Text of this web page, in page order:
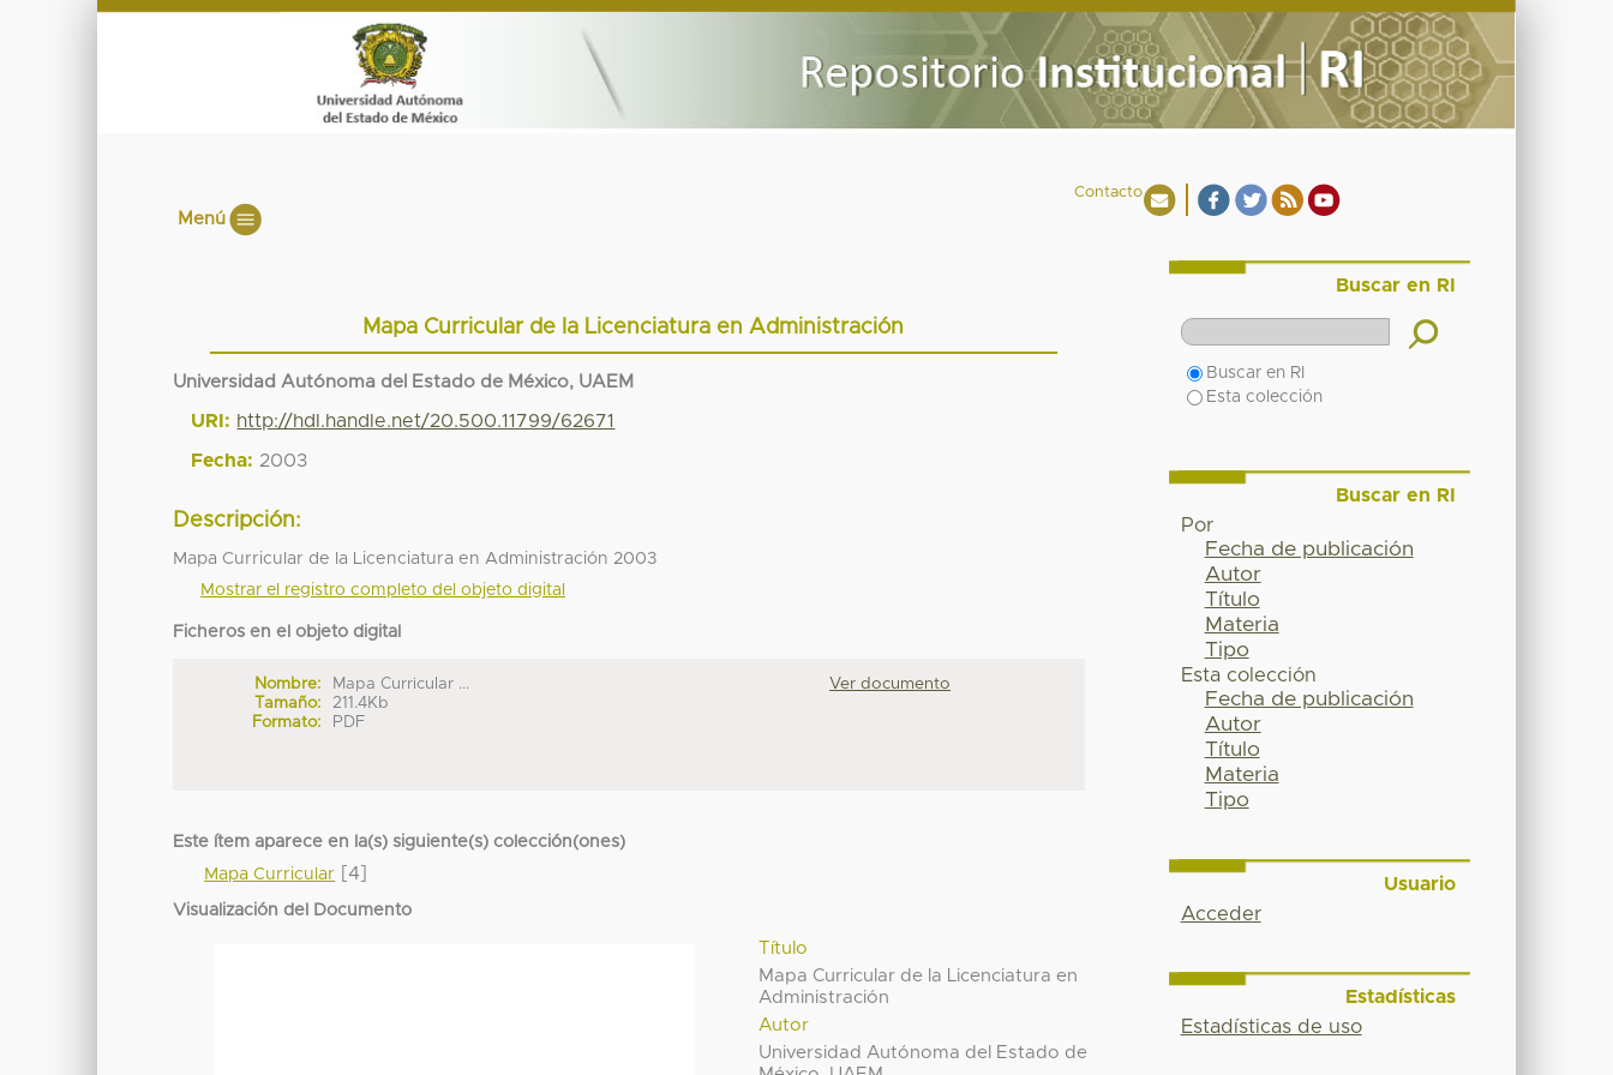
Contacto
Menú
Mapa Curricular de la Licenciatura en Administración
Universidad Autónoma del Estado de México, UAEM
URI: http://hdl.handle.net/20.500.11799/62671
Fecha: 2003
Descripción:
Mapa Curricular de la Licenciatura en Administración 2003
Mostrar el registro completo del objeto digital
Ficheros en el objeto digital
Nombre:
Mapa Curricular ...
Tamaño:
211.4Kb
Formato:
PDF
Ver documento
Este ítem aparece en la(s) siguiente(s) colección(ones)
Mapa Curricular [4]
Visualización del Documento
Título
Mapa Curricular de la Licenciatura en
Administración
Autor
Universidad Autónoma del Estado de
Buscar en RI
Buscar en RI
Esta colección
Buscar en RI
Por
Fecha de publicación
Autor
Título
Materia
Tipo
Esta colección
Fecha de publicación
Autor
Título
Materia
Tipo
Usuario
Acceder
Estadísticas
Estadísticas de uso